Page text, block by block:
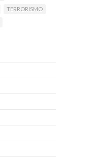
TERRORISMO